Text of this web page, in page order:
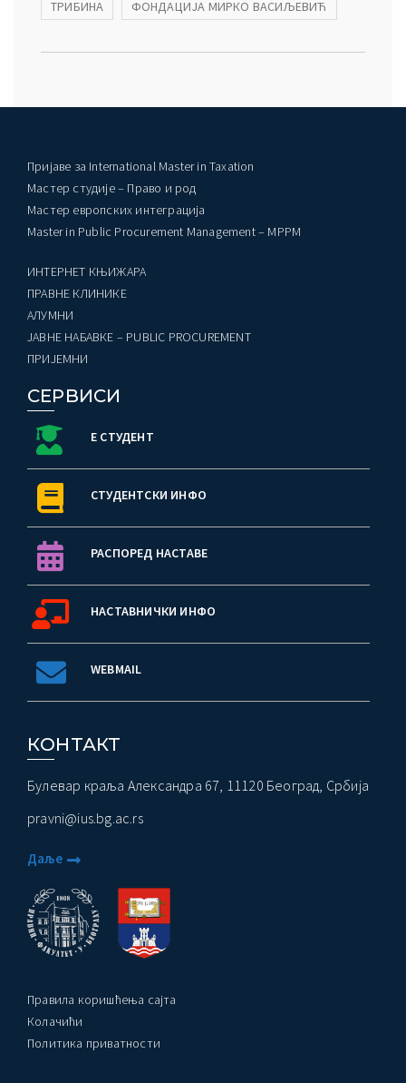
ТРИБИНА
ФОНДАЦИЈА МИРКО ВАСИЉЕВИЋ
Пријаве за International Master in Taxation
Мастер студије – Право и род
Мастер европских интеграција
Master in Public Procurement Management – MPPM
ИНТЕРНЕТ КЊИЖАРА
ПРАВНЕ КЛИНИКЕ
AЛУМНИ
ЈАВНЕ НАБАВКЕ – PUBLIC PROCUREMENT
ПРИЈЕМНИ
СЕРВИСИ
Е СТУДЕНТ
СТУДЕНТСКИ ИНФО
РАСПОРЕД НАСТАВЕ
НАСТАВНИЧКИ ИНФО
WEBMAIL
КОНТАКТ
Булевар краља Александра 67, 11120 Београд, Србија
pravni@ius.bg.ac.rs
Даље
Правила коришћења сајта
Колачићи
Политика приватности